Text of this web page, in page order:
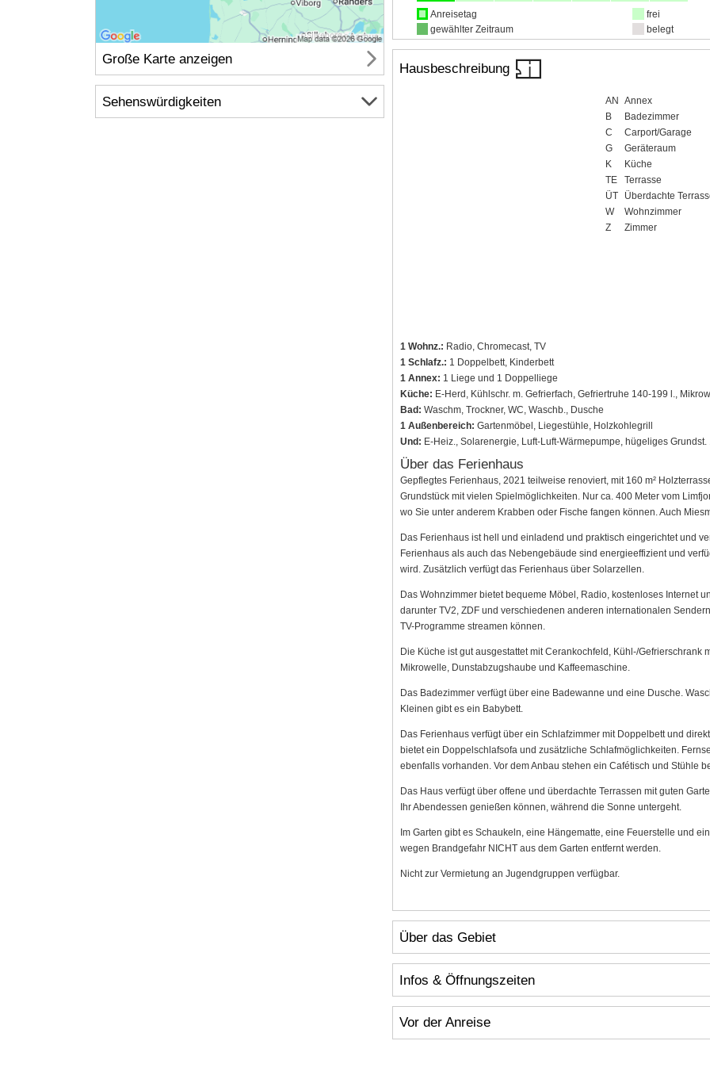
Anreisetag
gewählter Zeitraum
frei
belegt
Hausbeschreibung
AN
Annex
B
Badezimmer
C
Carport/Garage
G
Geräteraum
K
Küche
TE
Terrasse
ÜT
Überdachte
W
Wohnzimmer
Z
Zimmer
1 Wohnz.: Radio, Chromecast, TV
1 Schlafz.: 1 Doppelbett, Kinderbett
1 Annex: 1 Liege und 1 Doppelliege
Küche: E-Herd, Kühlschr. m. Gefrierfach, Gefriertruhe 140-199 l.,
Bad: Waschm, Trockner, WC, Waschb., Dusche
1 Außenbereich: Gartenmöbel, Liegestühle, Holzkohlegrill
Und: E-Heiz., Solarenergie, Luft-Luft-Wärmepumpe, hügeliges
Über das Ferienhaus
Gepflegtes Ferienhaus, 2021 teilweise renoviert, mit 160 m²
Grundstück mit vielen Spielmöglichkeiten. Nur ca. 400 Meter vom
wo Sie unter anderem Krabben oder Fische fangen können. Auch
Das Ferienhaus ist hell und einladend und praktisch eingerichtet und
Ferienhaus als auch das Nebengebäude sind energieeffizient und
wird. Zusätzlich verfügt das Ferienhaus über Solarzellen.
Das Wohnzimmer bietet bequeme Möbel, Radio, kostenloses Internet
darunter TV2, ZDF und verschiedenen anderen internationalen
TV-Programme streamen können.
Die Küche ist gut ausgestattet mit Cerankochfeld, Kühl-/Gefrierschrank
Mikrowelle, Dunstabzugshaube und Kaffeemaschine.
Das Badezimmer verfügt über eine Badewanne und eine Dusche.
Kleinen gibt es ein Babybett.
Das Ferienhaus verfügt über ein Schlafzimmer mit Doppelbett und
bietet ein Doppelschlafsofa und zusätzliche Schlafmöglichkeiten.
ebenfalls vorhanden. Vor dem Anbau stehen ein Cafétisch und Stühle
Das Haus verfügt über offene und überdachte Terrassen mit guten
Ihr Abendessen genießen können, während die Sonne untergeht.
Im Garten gibt es Schaukeln, eine Hängematte, eine Feuerstelle und
wegen Brandgefahr NICHT aus dem Garten entfernt werden.
Nicht zur Vermietung an Jugendgruppen verfügbar.
Über das Gebiet
Infos & Öffnungszeiten
Vor der Anreise
Große Karte anzeigen
Sehenswürdigkeiten